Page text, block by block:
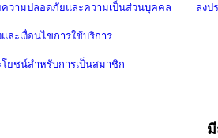
วามปลอดภัยและความเป็นส่วนบุคคล
ละเงื่อนไขการใช้บริการ
ยชน์สำหรับการเป็นสมาชิก
ลงป